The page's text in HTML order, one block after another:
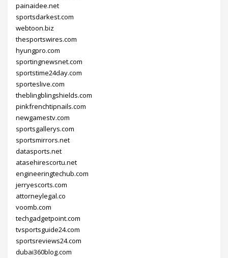
painaidee.net
sportsdarkest.com
webtoon.biz
thesportswires.com
hyungpro.com
sportingnewsnet.com
sportstime24day.com
sporteslive.com
theblingblingshields.com
pinkfrenchtipnails.com
newgamestv.com
sportsgallerys.com
sportsmirrors.net
datasports.net
atasehirescortu.net
engineeringtechub.com
jerryescorts.com
attorneylegal.co
voomb.com
techgadgetpoint.com
tvsportsguide24.com
sportsreviews24.com
dubai360blog.com